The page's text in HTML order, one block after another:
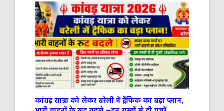
कांवड़ यात्रा को लेकर बरेली में ट्रैफिक का बड़ा प्लान,